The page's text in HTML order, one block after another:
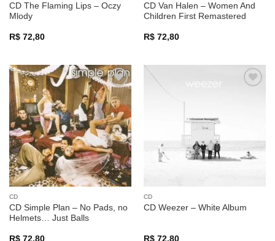
CD The Flaming Lips – Oczy
Mlody
R$72,80
CD Van Halen – Women And
Children First Remastered
R$72,80
Adicionar
a lista de
desejos
CD
CD Simple Plan – No Pads, no
Helmets… Just Balls
R$72,80
CD
CD Weezer – White Album
R$72,80